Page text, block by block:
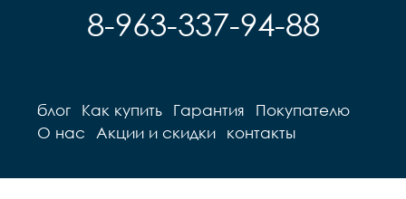
8-963-337-94-88
блог Как купить Гарантия
Покупателю
О нас
Акции и скидки контакты